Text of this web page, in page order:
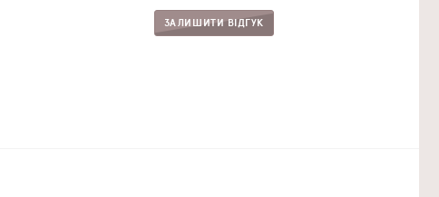
ЗАЛИШИТИ ВІДГУК